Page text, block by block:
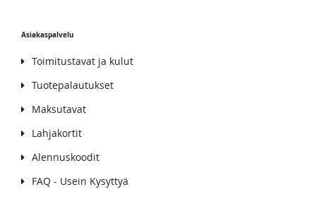
Asiakaspalvelu
Toimitustavat ja kulut
Tuotepalautukset
Maksutavat
Lahjakortit
Alennuskoodit
FAQ - Usein Kysyttyä